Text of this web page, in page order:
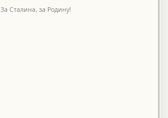
За Сталина, за Родину!